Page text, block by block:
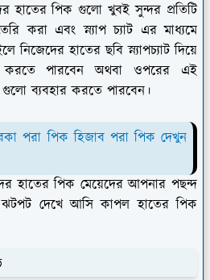
হাতের পিক গুলো খুবই সুন্দর প্রতিটি
করা এবং স্ন্যাপ চ্যাট এর মাধ্যমে
নিজেদের হাতের ছবি স্ন্যাপচ্যাট দিয়ে
পারবেন অথবা ওপরের এই
ব্যবহার করতে পারবেন।
পরা পিক হিজাব পরা পিক দেখুন
হাতের পিক মেয়েদের আপনার পছন্দ
দেখে আসি কাপল হাতের পিক